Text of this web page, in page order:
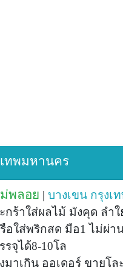
ทพมหานคร
พลอย | บางเขน กรุงเ
กร้าใส่ผลไม้ มังคุด ลำใ
อใส่พริกสด มือ1 ไม่ผ่า
รจุได้8-10โล
มาเกิน ออเดอร์ ขายโ